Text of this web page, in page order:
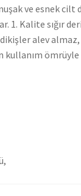
ve esnek cilt
1. Kalite sığır
alev almaz,